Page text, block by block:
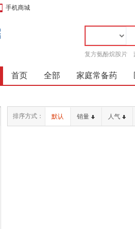
手机商城
复方氨酚烷胺片
首页 全部 家庭常备药
排序方式： 默认 销量 人气